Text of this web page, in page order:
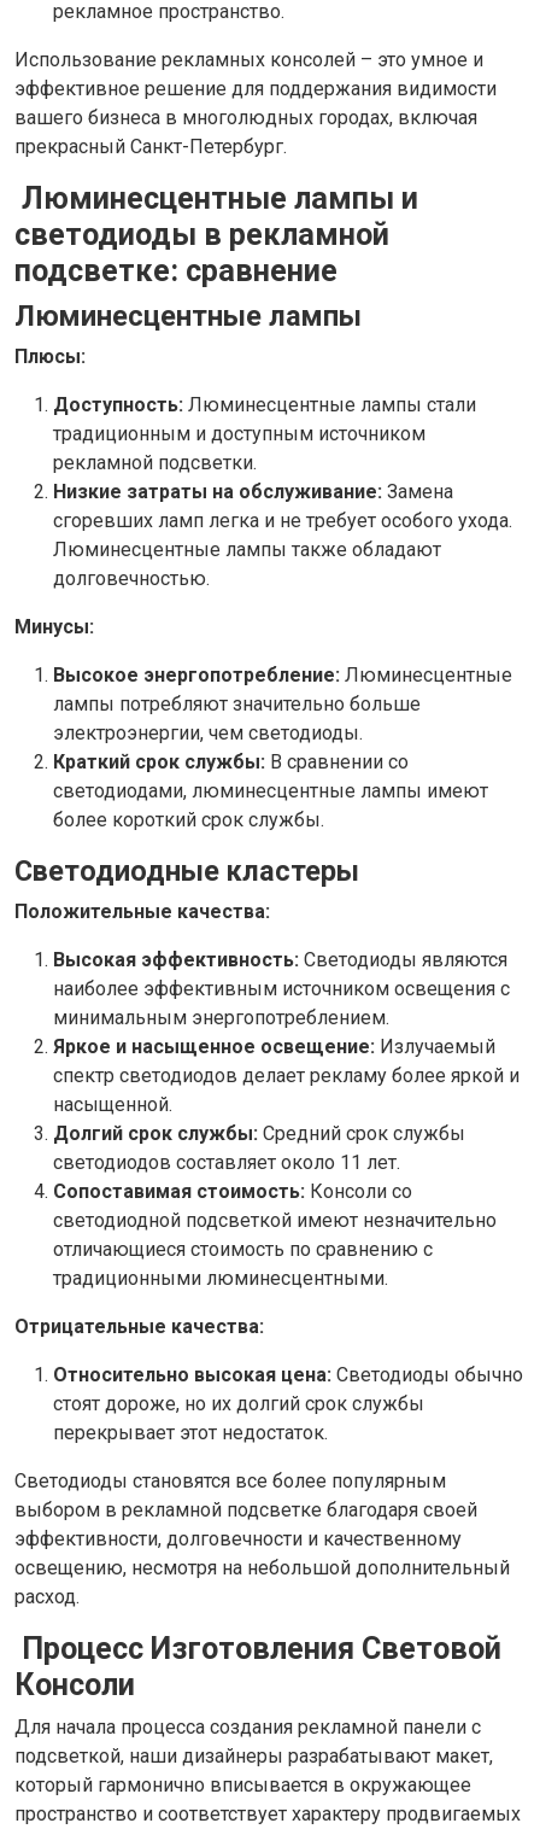
рекламное пространство.
Использование рекламных консолей – это умное и
эффективное решение для поддержания видимости
вашего бизнеса в многолюдных городах, включая
прекрасный Санкт-Петербург.
Люминесцентные лампы и
светодиоды в рекламной
подсветке: сравнение
Люминесцентные лампы
Плюсы:
Доступность: Люминесцентные лампы стали
традиционным и доступным источником
рекламной подсветки.
Низкие затраты на обслуживание: Замена
сгоревших ламп легка и не требует особого ухода.
Люминесцентные лампы также обладают
долговечностью.
Минусы:
Высокое энергопотребление: Люминесцентные
лампы потребляют значительно больше
электроэнергии, чем светодиоды.
Краткий срок службы: В сравнении со
светодиодами, люминесцентные лампы имеют
более короткий срок службы.
Светодиодные кластеры
Положительные качества:
Высокая эффективность: Светодиоды являются
наиболее эффективным источником освещения с
минимальным энергопотреблением.
Яркое и насыщенное освещение: Излучаемый
спектр светодиодов делает рекламу более яркой и
насыщенной.
Долгий срок службы: Средний срок службы
светодиодов составляет около 11 лет.
Сопоставимая стоимость: Консоли со
светодиодной подсветкой имеют незначительно
отличающиеся стоимость по сравнению с
традиционными люминесцентными.
Отрицательные качества:
Относительно высокая цена: Светодиоды обычно
стоят дороже, но их долгий срок службы
перекрывает этот недостаток.
Светодиоды становятся все более популярным
выбором в рекламной подсветке благодаря своей
эффективности, долговечности и качественному
освещению, несмотря на небольшой дополнительный
расход.
Процесс Изготовления Световой
Консоли
Для начала процесса создания рекламной панели с
подсветкой, наши дизайнеры разрабатывают макет,
который гармонично вписывается в окружающее
пространство и соответствует характеру продвигаемых